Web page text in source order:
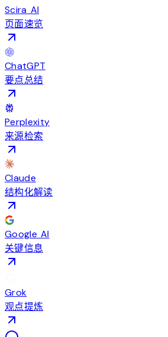
Scira AI
页面速览
ChatGPT
要点总结
Perplexity
来源检索
Claude
结构化解读
Google AI
关键信息
Grok
观点提炼